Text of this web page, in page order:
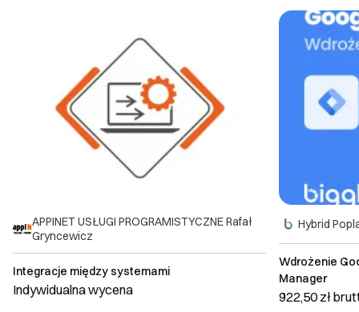
APPINET USŁUGI PROGRAMISTYCZNE Rafał
Gryncewicz
Integracje między systemami
Indywidualna wycena
Hybrid
Wdrożenie
Manager
922,50 zł